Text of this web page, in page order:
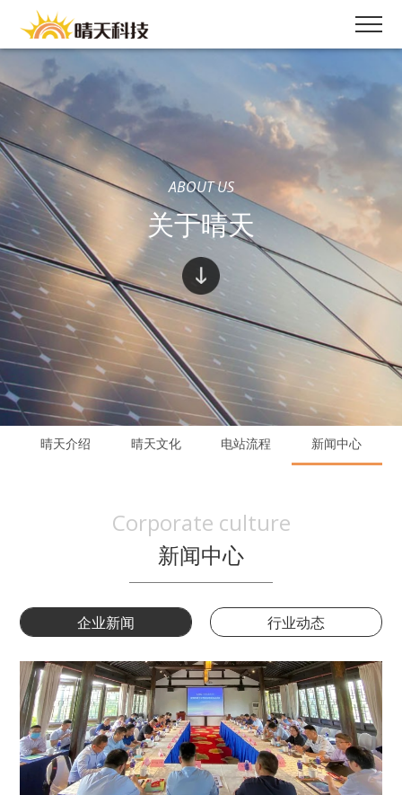
ABOUT US
关于晴天
晴天介绍 晴天文化 电站流程 新闻中心
Corporate culture
新闻中心
企业新闻 行业动态